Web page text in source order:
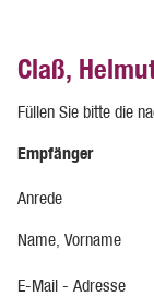
Claß,
Füllen Sie bitte die
Empfänger
Anrede
Name, Vorname
E-Mail - Adresse